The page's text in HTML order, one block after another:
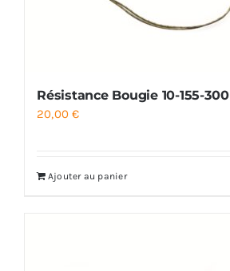
Résistance Bougie 10-155-300
20,00€
Ajouter au panier